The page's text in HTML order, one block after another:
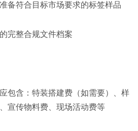
备符合目标市场要求的标签样品
完整合规文件档案
包含：特装搭建费（如需要）、样
宣传物料费、现场活动费等